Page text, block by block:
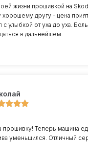
жизни прошивкой на
другу - цена
с улыбкой от уха до уха.
в дальнейшем.
прошивку! Теперь машина
уменьшился. Отличный